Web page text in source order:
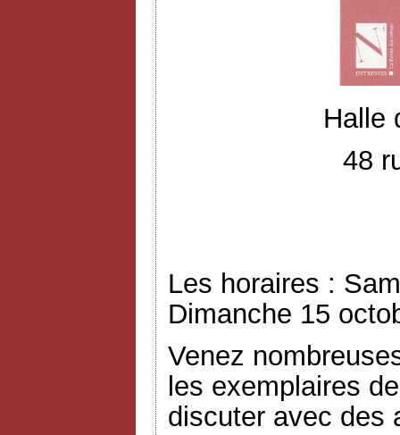
Halle
48
Les horaires :
Dimanche 15
Venez
les exemplaires
discuter avec des